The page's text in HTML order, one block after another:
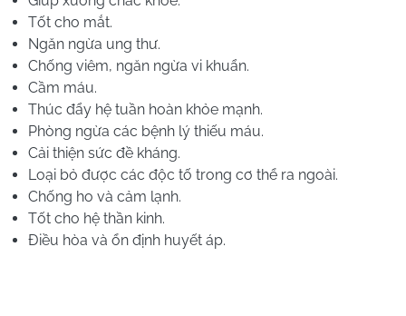
Tốt cho mắt.
Ngăn ngừa ung thư.
Chống viêm, ngăn ngừa vi khuẩn.
Cầm máu.
Thúc đẩy hệ tuần hoàn khỏe mạnh.
Phòng ngừa các bệnh lý thiếu máu.
Cải thiện sức đề kháng.
Loại bỏ được các độc tố trong cơ thể ra ngoài.
Chống ho và cảm lạnh.
Tốt cho hệ thần kinh.
Điều hòa và ổn định huyết áp.